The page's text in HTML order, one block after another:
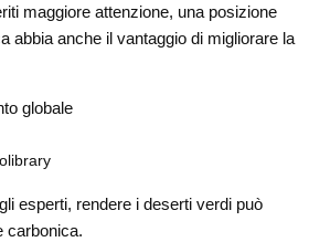
maggiore attenzione, una posizione
abbia anche il vantaggio di migliorare la
esperti, rendere i deserti verdi può
carbonica.